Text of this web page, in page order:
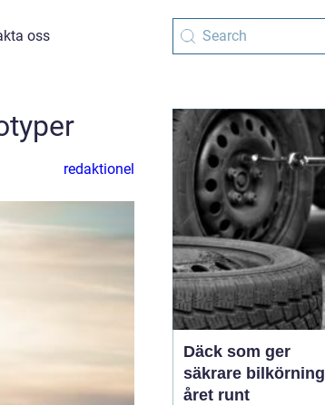
oss
redaktionel
Däck som ger
säkrare bilkörning
året runt